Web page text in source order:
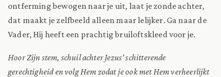
ontferming bewogen naar je uit, laat je zonde achter,
dat maakt je zelfbeeld alleen maar lelijker. Ga naar de
Vader, Hij heeft een prachtig bruiloftskleed voor je.
Hoor Zijn stem, schuil achter Jezus’ schitterende
gerechtigheid en volg Hem zodat je ook met Hem verheerlijkt